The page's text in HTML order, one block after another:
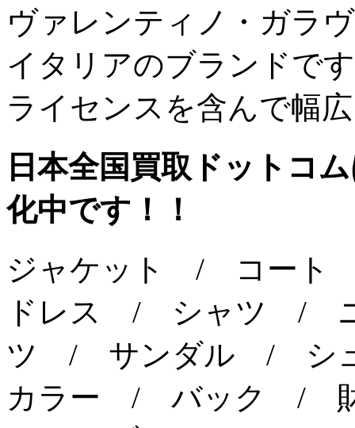
ヴァレンティノ・ガラ
イタリアのブランドで
ライセンスを含んで幅
日本全国買取ドットコ
化中です！！
ジャケット / コー
ドレス / シャツ /
ツ / サンダル / シ
カラー / バック /